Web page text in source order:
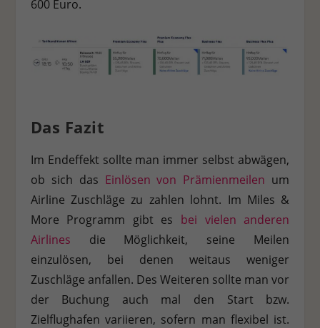
600 Euro.
Das Fazit
Im Endeffekt sollte man immer selbst abwägen,
ob sich das Einlösen von Prämienmeilen um
Airline Zuschläge zu zahlen lohnt. Im Miles &
More Programm gibt es bei vielen anderen
Airlines die Möglichkeit, seine Meilen
einzulösen, bei denen weitaus weniger
Zuschläge anfallen. Des Weiteren sollte man vor
der Buchung auch mal den Start bzw.
Zielflughafen variieren, sofern man flexibel ist.